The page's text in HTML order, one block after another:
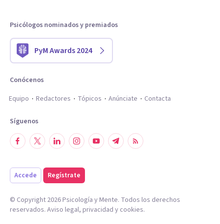
Psicólogos nominados y premiados
PyM Awards 2024
Conócenos
Equipo
Redactores Tópicos Anúnciate Contacta
Síguenos
Accede Regístrate
© Copyright 2026Psicología y Mente. Todos los derechos
reservados. Aviso legal, privacidad y cookies.